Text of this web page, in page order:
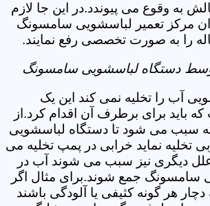
به وقوع می پیوندد.در این جا لازم
مرکز تعمیر لباسشویی سامسونگ
را به صورت تخصصی رفع نمایند.
دستگاه لباسشویی سامسونگ
آب را تخلیه نمی کند این یک
برای برطرف آن اقدام کرد.از
که سبب می شود تا دستگاه لباسشویی
تخلیه نماید خرابی در پمپ تخلیه می
علل دیگری نیز سبب می شوند آب در
سامسونگ جمع شوند.برای مثال اگر
دچار هر گونه کثیفی یا آلودگی باشند